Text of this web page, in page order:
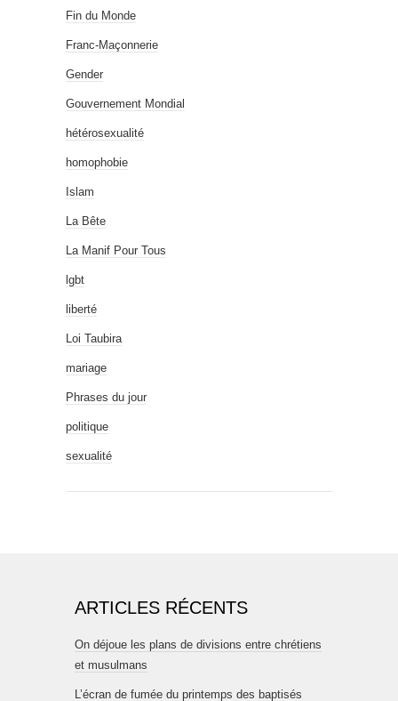
Fin du Monde
Franc-Maçonnerie
Gender
Gouvernement Mondial
hétérosexualité
homophobie
Islam
La Bête
La Manif Pour Tous
lgbt
liberté
Loi Taubira
mariage
Phrases du jour
politique
sexualité
ARTICLES RÉCENTS
On déjoue les plans de divisions entre chrétiens
et musulmans
L’écran de fumée du printemps des baptisés